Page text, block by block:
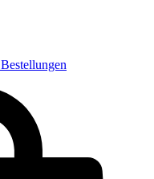
Bestellungen